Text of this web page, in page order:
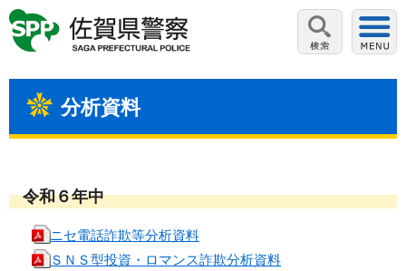
分析資料
令和６年中
ニセ電話詐欺等分析資料
ＳＮＳ型投資・ロマンス詐欺分析資料